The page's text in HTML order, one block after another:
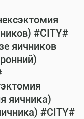
#CITY#
яичников
яичника)
#CITY#